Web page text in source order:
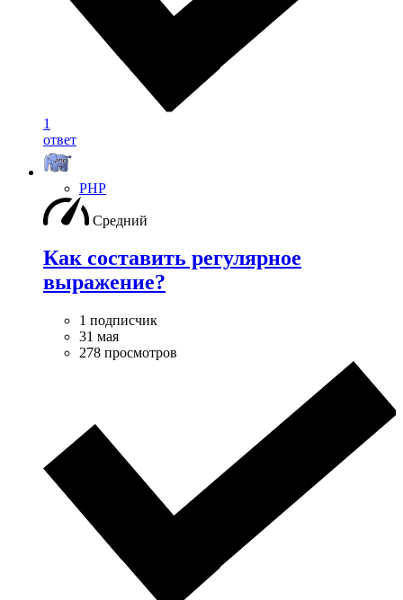
1
ответ
PHP
Средний
Как составить регулярное
выражение?
1 подписчик
31 мая
278 просмотров